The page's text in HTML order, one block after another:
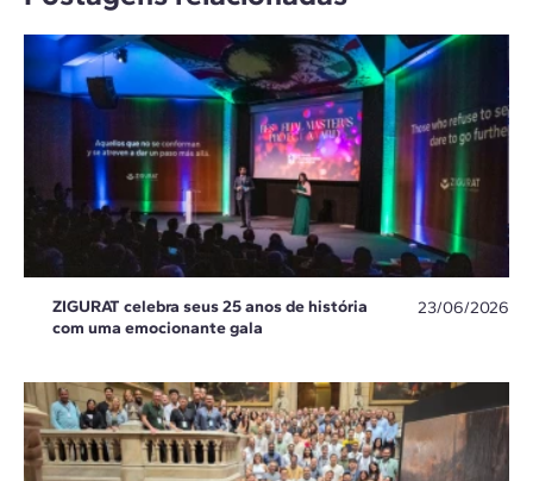
ZIGURAT celebra seus 25 anos de história
com uma emocionante gala
23/06/2026